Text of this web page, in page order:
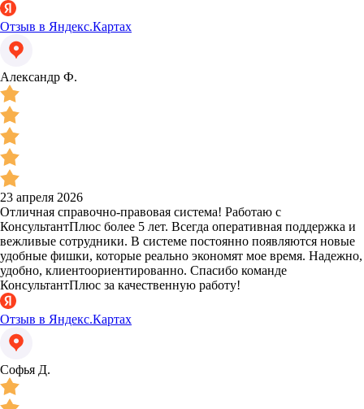
Отзыв в Яндекс.Картах
Александр Ф.
23 апреля 2026
Отличная справочно-правовая система! Работаю с
КонсультантПлюс более 5 лет. Всегда оперативная поддержка и
вежливые сотрудники. В системе постоянно появляются новые
удобные фишки, которые реально экономят мое время. Надежно,
удобно, клиентоориентированно. Спасибо команде
КонсультантПлюс за качественную работу!
Отзыв в Яндекс.Картах
Софья Д.